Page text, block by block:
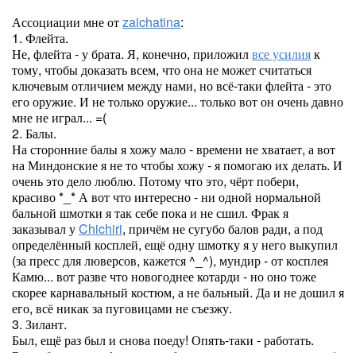
Ассоциации мне отzaichatina:
1. Флейта.
Не, флейта - у брата. Я, конечно, приложилвсе усилияк
тому, чтобы доказать всем, что она не может считаться
ключевым отличием между нами, но всё-таки флейта - это
его оружие. И не только оружие... только вот он очень давно
мне не играл... =(
2. Балы.
На сторонние балы я хожу мало - времени не хватает, а вот
на Миндонские я не то чтобы хожу - я помогаю их делать. И
очень это дело люблю. Потому что это, чёрт побери,
красиво *_* А вот что интересно - ни одной нормальной
бальной шмотки я так себе пока и не сшил. Фрак я
заказывал уChichiri, причём не сугубо балов ради, а под
определённый косплей, ещё одну шмотку я у него выкупил
(за пресс для люверсов, кажется ^_^), мундир - от косплея
Камю... вот разве что новогоднее котарди - но оно тоже
скорее карнавальный костюм, а не бальный. Да и не дошил я
его, всё никак за пуговицами не съезжу.
3. Зилант.
Был, ещё раз был и снова поеду! Опять-таки - работать.